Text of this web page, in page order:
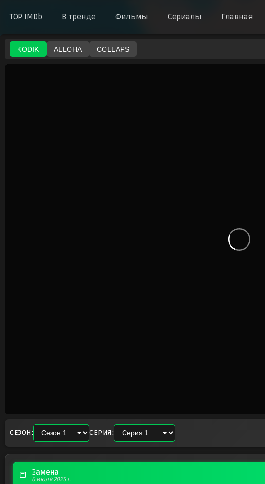
TOP IMDb В тренде Фильмы Сериалы Главная
KODIK ALLOHA COLLAPS
СЕЗОН: СЕРИЯ:
Замена
6 июля 2025 г.